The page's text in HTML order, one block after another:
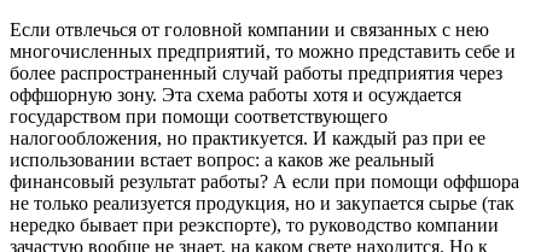
Если отвлечься от головной компании и связанных с нею
многочисленных предприятий, то можно представить себе и
более распространенный случай работы предприятия через
оффшорную зону. Эта схема работы хотя и осуждается
государством при помощи соответствующего
налогообложения, но практикуется. И каждый раз при ее
использовании встает вопрос: а каков же реальный
финансовый результат работы? А если при помощи оффшора
не только реализуется продукция, но и закупается сырье (так
нередко бывает при реэкспорте), то руководство компании
зачастую вообще не знает, на каком свете находится. Но к